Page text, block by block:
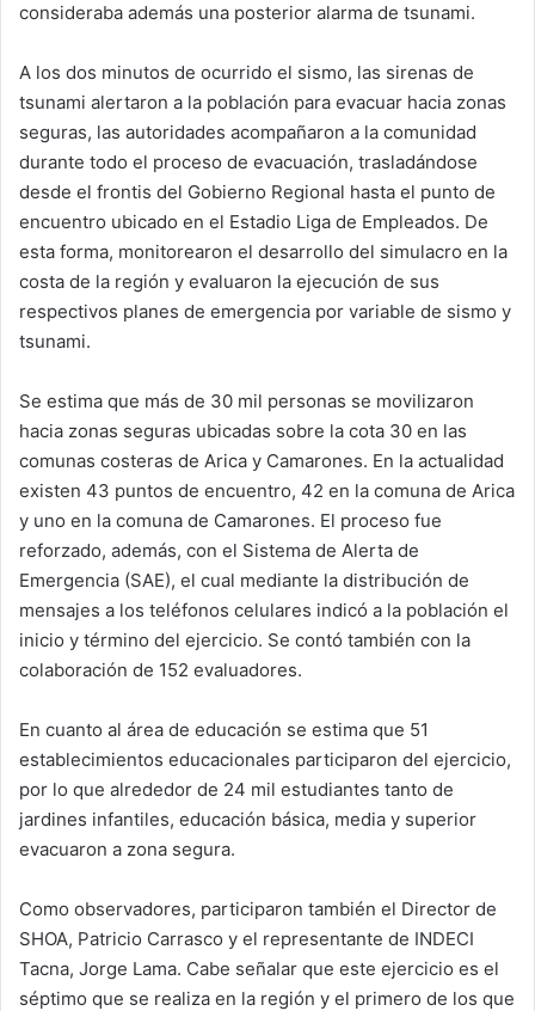
consideraba además una posterior alarma de tsunami.
A los dos minutos de ocurrido el sismo, las sirenas de
tsunami alertaron a la población para evacuar hacia zonas
seguras, las autoridades acompañaron a la comunidad
durante todo el proceso de evacuación, trasladándose
desde el frontis del Gobierno Regional hasta el punto de
encuentro ubicado en el Estadio Liga de Empleados. De
esta forma, monitorearon el desarrollo del simulacro en la
costa de la región y evaluaron la ejecución de sus
respectivos planes de emergencia por variable de sismo y
tsunami.
Se estima que más de 30 mil personas se movilizaron
hacia zonas seguras ubicadas sobre la cota 30 en las
comunas costeras de Arica y Camarones. En la actualidad
existen 43 puntos de encuentro, 42 en la comuna de Arica
y uno en la comuna de Camarones. El proceso fue
reforzado, además, con el Sistema de Alerta de
Emergencia (SAE), el cual mediante la distribución de
mensajes a los teléfonos celulares indicó a la población el
inicio y término del ejercicio. Se contó también con la
colaboración de 152 evaluadores.
En cuanto al área de educación se estima que 51
establecimientos educacionales participaron del ejercicio,
por lo que alrededor de 24 mil estudiantes tanto de
jardines infantiles, educación básica, media y superior
evacuaron a zona segura.
Como observadores, participaron también el Director de
SHOA, Patricio Carrasco y el representante de INDECI
Tacna, Jorge Lama. Cabe señalar que este ejercicio es el
séptimo que se realiza en la región y el primero de los que